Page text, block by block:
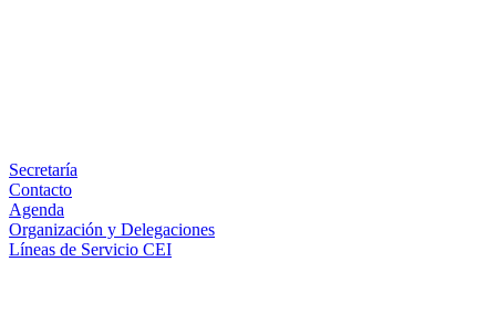
Secretaría
Contacto
Agenda
Organización y Delegaciones
Líneas de Servicio CEI